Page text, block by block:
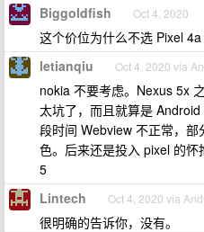
Biggoldfish Oct 4, 2020
这个价位为什么不选 Pixel
letianqiu Oct 4, 2020 via
nokia 不要考虑。Nexus 5x
太坑了，而且就算是
段时间 Webview 不正常，
色。后来还是投入 pixel 的
5
Lintech Oct 4, 2020 via
很明确的告诉你，没有。